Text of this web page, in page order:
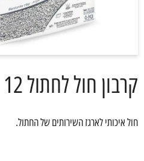
קרבון חול לחתול 12 ק"ג
חול איכותי לארגז השירותים של החתול.